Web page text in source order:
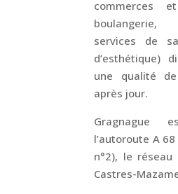
commerces
boulangerie,
services de
d’esthétique)
une qualité
après jour.
Gragnague
l’autoroute A
n°2), le
Castres-